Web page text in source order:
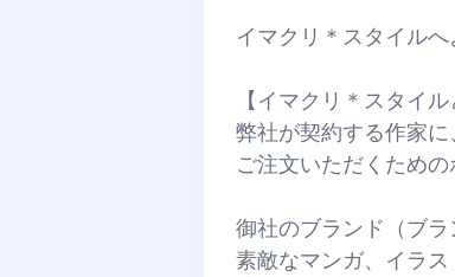
イマクリ＊スタイルへ
【イマクリ＊スタイル
弊社が契約する作家に
ご注文いただくための
御社のブランド（ブ
素敵なマンガ、イラス